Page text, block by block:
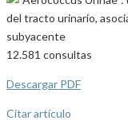
12.581 consultas
Descargar PDF
Citar artículo